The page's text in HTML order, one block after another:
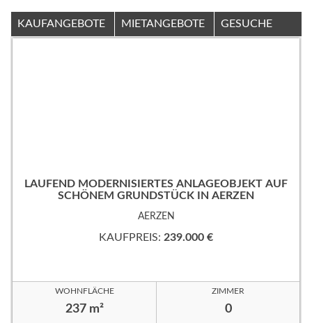
KAUFANGEBOTE MIETANGEBOTE GESUCHE
LAUFEND MODERNISIERTES ANLAGEOBJEKT AUF
SCHÖNEM GRUNDSTÜCK IN AERZEN
AERZEN
KAUFPREIS: 239.000 €
WOHNFLÄCHE
237 m²
ZIMMER
0